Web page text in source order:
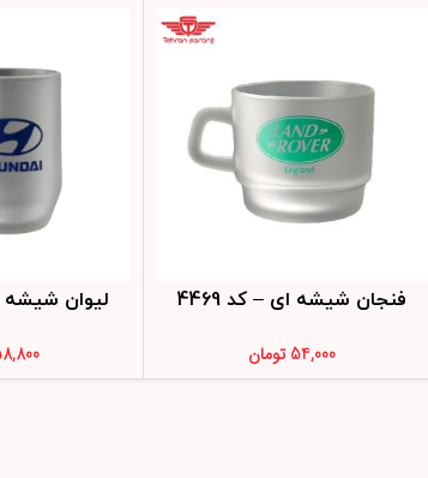
فنجان شیشه ای – کد 4469
54,000 تومان
لیوان شیشه